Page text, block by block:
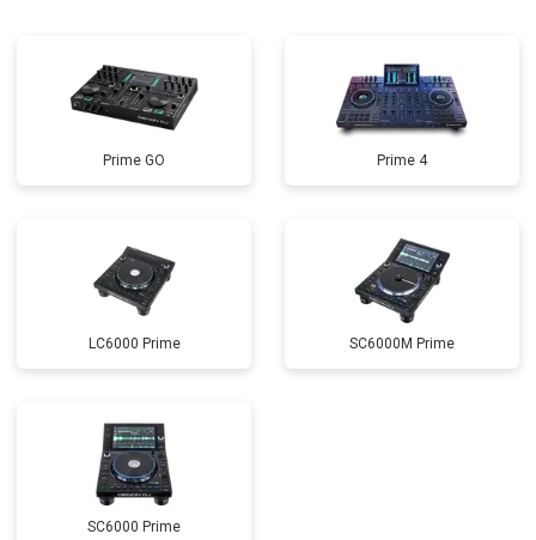
Prime GO Prime 4
LC6000 Prime SC6000M Prime
SC6000 Prime